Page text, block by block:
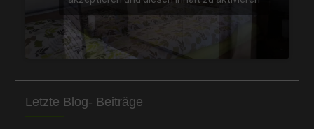
Letzte Blog- Beiträge